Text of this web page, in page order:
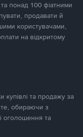
понад 100 фіатними
продавати й
користувачами,
на відкритому
купівлі та продажу за
обираючи з
оголошення та